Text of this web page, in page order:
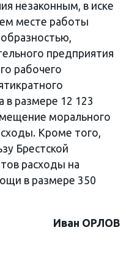
незаконным, в иске
месте работы
предприятия
рабочего
в размере 12 123
морального
Кроме того,
Брестской
расходы на
в размере 350
Иван ОРЛОВ